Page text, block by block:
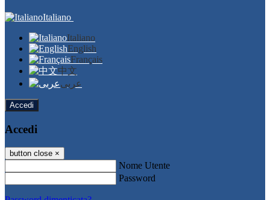
Italiano
Italiano
English
Français
中文
عربى
Accedi
Accedi
button close ×
Nome Utente
Password